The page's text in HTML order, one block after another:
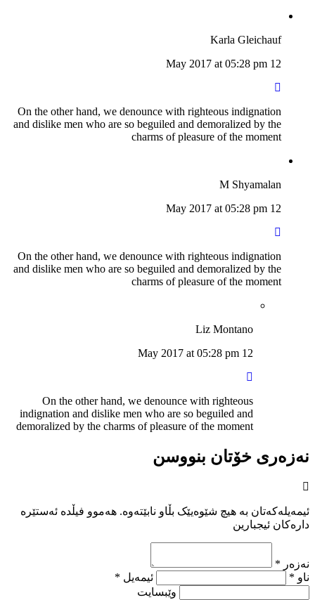
Karla Gleichauf
12 May 2017 at 05:28 pm
On the other hand, we denounce with righteous indignation
and dislike men who are so beguiled and demoralized by the
charms of pleasure of the moment
M Shyamalan
12 May 2017 at 05:28 pm
On the other hand, we denounce with righteous indignation
and dislike men who are so beguiled and demoralized by the
charms of pleasure of the moment
Liz Montano
12 May 2017 at 05:28 pm
On the other hand, we denounce with righteous
indignation and dislike men who are so beguiled and
demoralized by the charms of pleasure of the moment
نەزەری خۆتان بنووسن
ئیمەیلەکەتان بە هیچ شێوەیێک بڵاو نابێتەوە. هەموو فیڵدە ئەستێرە
دارەکان ئیجبارین
نەزەر *
ناو *
ئیمەیل *
وێبسایت